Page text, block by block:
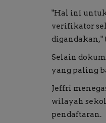
"Hal ini
verifikator
digandakan,"
Selain
yang paling
Jeffri
wilayah
pendaftaran.